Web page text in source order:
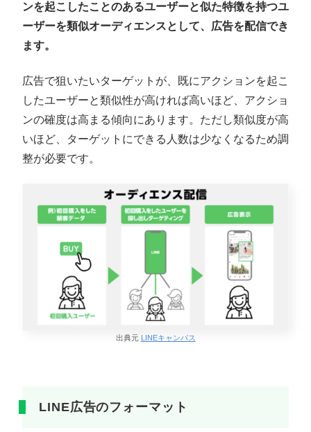
ンを起こしたことのあるユーザーと似た特徴を持つユ
ーザーを類似オーディエンスとして、広告を配信でき
ます。
広告で狙いたいターゲットが、既にアクションを起こ
したユーザーと類似性が高ければ高いほど、アクショ
ンの確度は高まる傾向にあります。ただし類似度が高
いほど、ターゲットにできる人数は少なくなるため調
整が必要です。
出典元 LINEキャンパス
LINE広告のフォーマット